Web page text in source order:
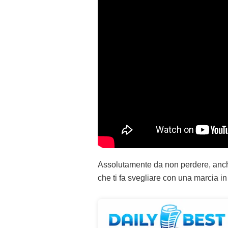
Assolutamente da non perdere,
che ti fa svegliare con una marcia